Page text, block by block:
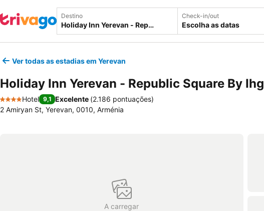
Destino Check-in/out
Escolha as datas
Ver todas as estadias em Yerevan
Holiday Inn Yerevan - Republic Square By Ihg
4 Estrelas
Hotel 9,1 Excelente (2.186 pontuações)
2 Amiryan St, Yerevan, 0010, Arménia
A carregar